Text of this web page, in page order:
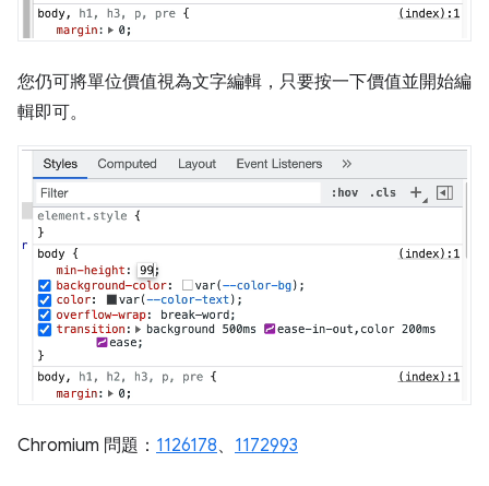
您仍可將單位價值視為文字編輯，只要按一下價值並開始編
輯即可。
Chromium 問題： 1126178、 1172993